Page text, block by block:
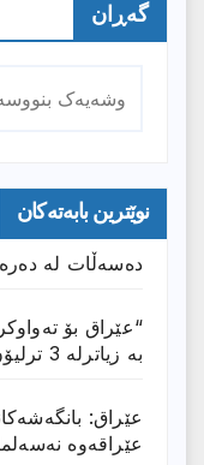
گەڕان
نوێترین بابەتەکان
دەسەڵات لە
بە زیاترلە 3 ترلیۆن دیناری دیکە هەیە”
عێراق:
عێراقەوە